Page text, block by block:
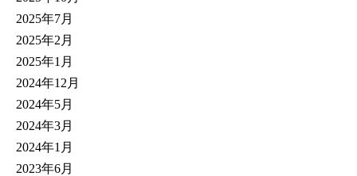
2025年7月
2025年2月
2025年1月
2024年12月
2024年5月
2024年3月
2024年1月
2023年6月